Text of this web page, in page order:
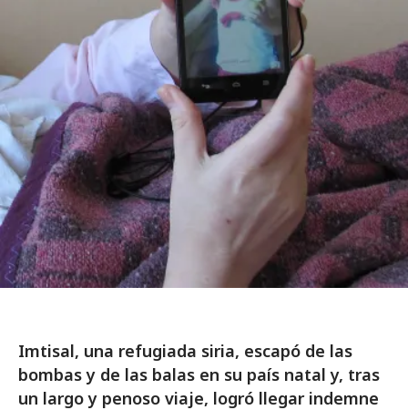
Imtisal, una refugiada siria, escapó de las
bombas y de las balas en su país natal y, tras
un largo y penoso viaje, logró llegar indemne